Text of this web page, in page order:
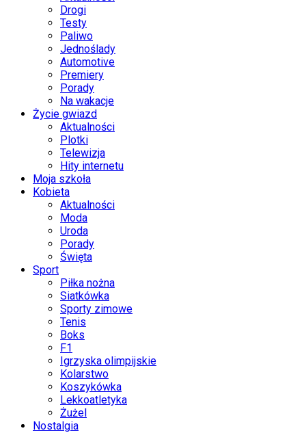
Drogi
Testy
Paliwo
Jednoślady
Automotive
Premiery
Porady
Na wakacje
Życie gwiazd
Aktualności
Plotki
Telewizja
Hity internetu
Moja szkoła
Kobieta
Aktualności
Moda
Uroda
Porady
Święta
Sport
Piłka nożna
Siatkówka
Sporty zimowe
Tenis
Boks
F1
Igrzyska olimpijskie
Kolarstwo
Koszykówka
Lekkoatletyka
Żużel
Nostalgia